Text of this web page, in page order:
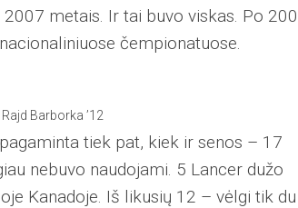
metais. Ir tai buvo viskas. Po
čempionatuose.
Barborka ’12
tiek pat, kiek ir senos – 17
nebuvo naudojami. 5 Lancer dužo
Kanadoje. Iš likusių 12 – vėlgi tik du